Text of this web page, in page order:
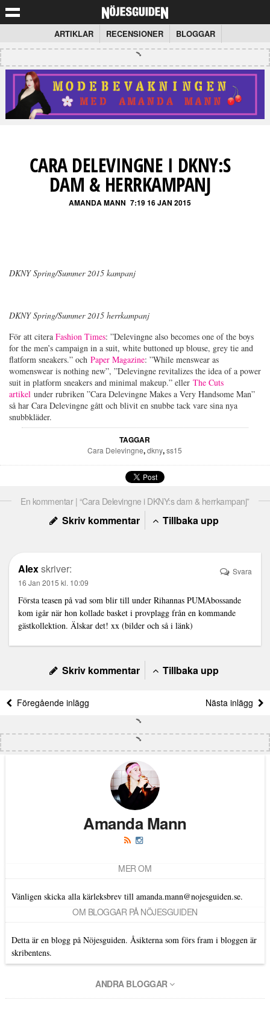
ARTIKLAR RECENSIONER BLOGGAR
CARA DELEVINGNE I DKNY:S
DAM & HERRKAMPANJ
AMANDA MANN 7:19 16 JAN 2015
DKNY Spring/Summer 2015 kampanj
DKNY Spring/Summer 2015 herrkampanj
För att citera Fashion Times: ”Delevingne also becomes one of the boys
for the men’s campaign in a suit, white buttoned up blouse, grey tie and
flatform sneakers.” och Paper Magazine: ”While menswear as
womenswear is nothing new”, ”Delevingne revitalizes the idea of a power
suit in platform sneakers and minimal makeup.” eller The Cuts
artikel under rubriken ”Cara Delevingne Makes a Very Handsome Man”
så har Cara Delevingne gått och blivit en snubbe tack vare sina nya
snubbkläder.
TAGGAR
Cara Delevingne,dkny,ss15
En kommentar | “Cara Delevingne i DKNY:s dam & herrkampanj”
Skriv kommentar Tillbaka upp
Alexskriver:
16 Jan 2015 kl. 10:09
Första teasen på vad som blir till under Rihannas PUMAbossande
kom igår när hon kollade basket i provplagg från en kommande
gästkollektion. Älskar det! xx (bilder och så i länk)
Svara
Skriv kommentar Tillbaka upp
Föregående inlägg Nästa inlägg
Amanda Mann
MER OM
Vänligen skicka alla kärleksbrev till amanda.mann@nojesguiden.se.
OM BLOGGAR PÅ NÖJESGUIDEN
Detta är en blogg på Nöjesguiden. Åsikterna som förs fram i bloggen är
skribentens.
ANDRA BLOGGAR